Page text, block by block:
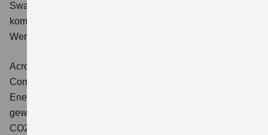
Swace 1.8 HYBRID CVT Comfort+
kombinierter Energieverbrauch 4,5 l/100km; kombinierter
Wert der CO2-Emission: 102 g/km; CO2-Klasse: C.
Across 2.5 PLUG-IN HYBRID CVT
Comfort+
Energieverbrauch: 17,1kWh/100km plus 1,0 l/100 km;
gewichtet kombinierter Wert der CO2-Emission: 22 g/km;
CO2-Klasse: B; kombinierter Kraftstoffverbrauch bei